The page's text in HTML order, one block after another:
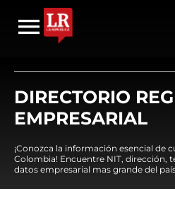
DIRECTORIO
EMPRESARIAL
¡Conozca la información esencial de
Colombia! Encuentre NIT, dirección,
datos empresarial mas grande del